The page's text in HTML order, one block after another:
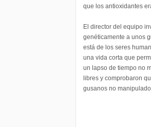
que los antioxidantes
El director del equipo
genéticamente a unos
está de los seres
una vida corta que
un lapso de tiempo no
libres y comprobaron
gusanos no